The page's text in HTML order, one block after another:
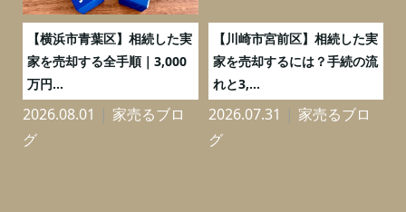
【横浜市青葉区】相続した実
家を売却する全手順｜3,000
万円...
2026.08.01
家売るブロ
グ
【川崎市宮前区】相続した実
家を売却するには？手続の流
れと3,...
2026.07.31
家売るブロ
グ